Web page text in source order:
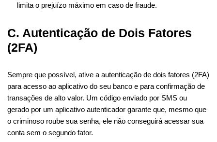
limita o prejuízo máximo em caso de fraude.
C. Autenticação de Dois Fatores
(2FA)
Sempre que possível, ative a autenticação de dois fatores (2FA)
para acesso ao aplicativo do seu banco e para confirmação de
transações de alto valor. Um código enviado por SMS ou
gerado por um aplicativo autenticador garante que, mesmo que
o criminoso roube sua senha, ele não conseguirá acessar sua
conta sem o segundo fator.